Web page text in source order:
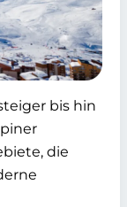
bis hin
die